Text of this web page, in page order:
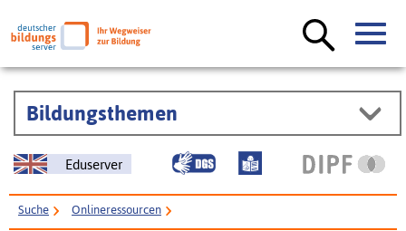
Bildungsthemen
Eduserver
Suche Onlineressourcen